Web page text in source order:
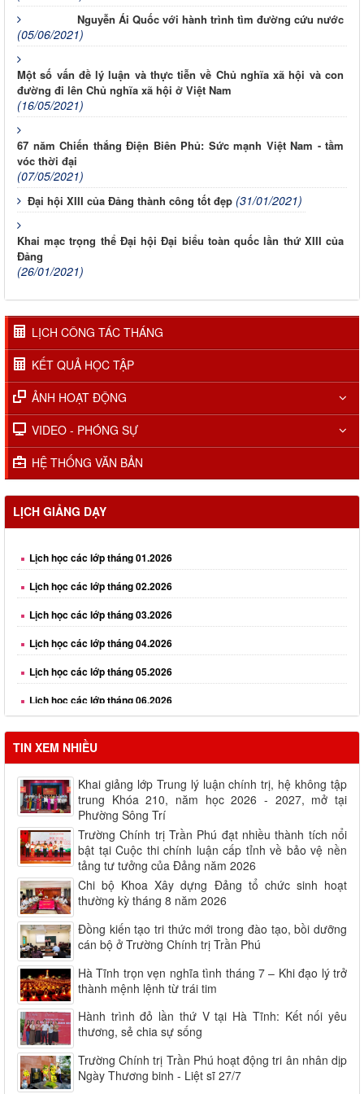
Nguyễn Ái Quốc với hành trình tìm đường cứu nước
(05/06/2021)
Một số vấn đề lý luận và thực tiễn về Chủ nghĩa xã hội và con
đường đi lên Chủ nghĩa xã hội ở Việt Nam
(16/05/2021)
67 năm Chiến thắng Điện Biên Phủ: Sức mạnh Việt Nam - tầm
vóc thời đại
(07/05/2021)
Đại hội XIII của Đảng thành công tốt đẹp (31/01/2021)
Khai mạc trọng thể Đại hội Đại biểu toàn quốc lần thứ XIII của
Đảng
(26/01/2021)
LỊCH CÔNG TÁC THÁNG
KẾT QUẢ HỌC TẬP
ẢNH HOẠT ĐỘNG
VIDEO - PHÓNG SỰ
HỆ THỐNG VĂN BẢN
LỊCH GIẢNG DẠY
Lịch học các lớp tháng 01.2026
Lịch học các lớp tháng 02.2026
Lịch học các lớp tháng 03.2026
Lịch học các lớp tháng 04.2026
Lịch học các lớp tháng 05.2026
Lịch học các lớp tháng 06.2026
Lịch học các lớp tháng 08.2026
TIN XEM NHIỀU
Khai giảng lớp Trung lý luận chính trị, hệ không tập
trung Khóa 210, năm học 2026 - 2027, mở tại
Phường Sông Trí
Trường Chính trị Trần Phú đạt nhiều thành tích nổi
bật tại Cuộc thi chính luận cấp tỉnh về bảo vệ nền
tảng tư tưởng của Đảng năm 2026
Chi bộ Khoa Xây dựng Đảng tổ chức sinh hoạt
thường kỳ tháng 8 năm 2026
Đồng kiến tạo tri thức mới trong đào tạo, bồi dưỡng
cán bộ ở Trường Chính trị Trần Phú
Hà Tĩnh trọn vẹn nghĩa tình tháng 7 – Khi đạo lý trở
thành mệnh lệnh từ trái tim
Hành trình đỏ lần thứ V tại Hà Tĩnh: Kết nối yêu
thương, sẻ chia sự sống
Trường Chính trị Trần Phú hoạt động tri ân nhân dịp
Ngày Thương binh - Liệt sĩ 27/7